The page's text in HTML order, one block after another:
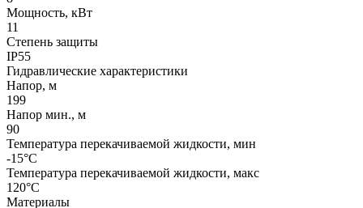
Мощность, кВт
11
Степень защиты
IP55
Гидравлические характеристики
Напор, м
199
Напор мин., м
90
Температура перекачиваемой жидкости, мин
-15°C
Температура перекачиваемой жидкости, макс
120°C
Материалы